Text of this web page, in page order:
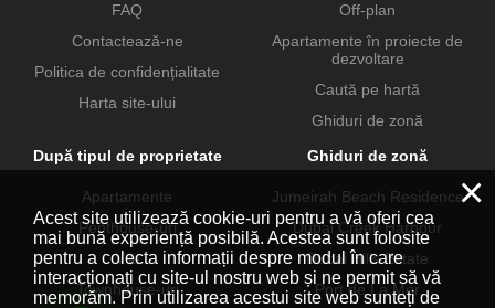
FAQ
Contactează-ne
Politica de confidențialitate
Harta site-ului
Off-plan
Apartamente în proiecte de
dezvoltare
Caută pe hartă
Ghiduri de zonă
După tipul de proprietate
Apartamente
Penthouse-uri
Vile
Townhouse-uri
Ghiduri de zonă
Jumeirah Beach Residence
Dubai Creek Harbour
Dubai Hills Estate
Port de La Mer
×
Acest site utilizează cookie-uri pentru a vă oferi cea
mai bună experiență posibilă. Acestea sunt folosite
pentru a colecta informații despre modul în care
interacționați cu site-ul nostru web și ne permit să vă
memorăm. Prin utilizarea acestui site web sunteți de